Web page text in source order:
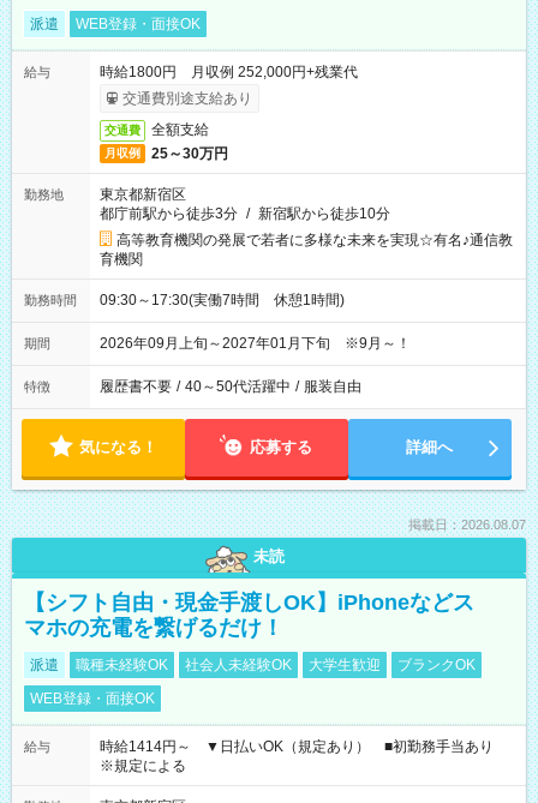
派遣 WEB登録・面接OK
給与
時給1800円 月収例 252,000円+残業代
交通費別途支給あり
交通費 全額支給
月収例 25～30万円
勤務地
東京都新宿区
都庁前駅から徒歩3分 / 新宿駅から徒歩10分
高等教育機関の発展で若者に多様な未来を実現☆有名♪通信教
育機関
勤務時間 09:30～17:30(実働7時間 休憩1時間)
期間 2026年09月上旬～2027年01月下旬 ※9月～！
特徴 履歴書不要 / 40～50代活躍中 / 服装自由
気になる！ 応募する 詳細へ
掲載日：2026.08.07
未読
【シフト自由・現金手渡しOK】iPhoneなどス
マホの充電を繋げるだけ！
派遣 職種未経験OK 社会人未経験OK 大学生歓迎
ブランクOK
WEB登録・面接OK
給与
時給1414円～ ▼日払いOK（規定あり） ■初勤務手当あり
※規定による